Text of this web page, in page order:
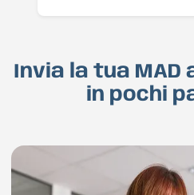
Invia la tua
in pochi